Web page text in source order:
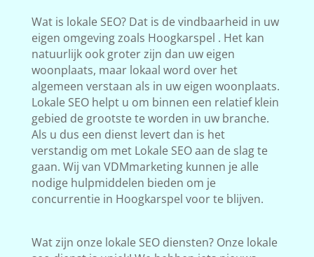
Wat is lokale SEO? Dat is de vindbaarheid in uw
eigen omgeving zoals Hoogkarspel . Het kan
natuurlijk ook groter zijn dan uw eigen
woonplaats, maar lokaal word over het
algemeen verstaan als in uw eigen woonplaats.
Lokale SEO helpt u om binnen een relatief klein
gebied de grootste te worden in uw branche.
Als u dus een dienst levert dan is het
verstandig om met Lokale SEO aan de slag te
gaan. Wij van VDMmarketing kunnen je alle
nodige hulpmiddelen bieden om je
concurrentie in Hoogkarspel voor te blijven.
Wat zijn onze lokale SEO diensten? Onze lokale